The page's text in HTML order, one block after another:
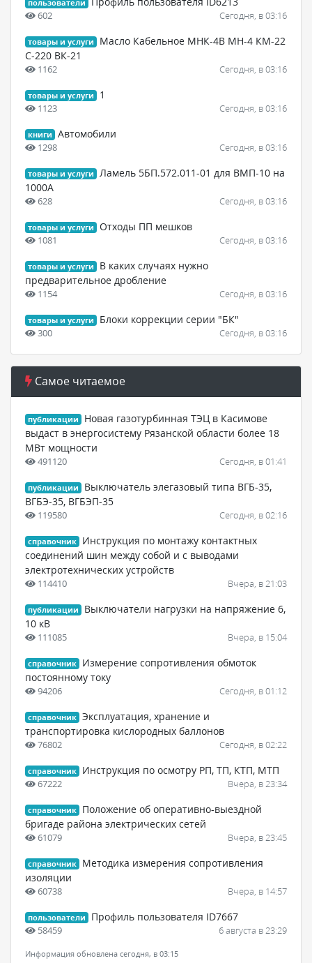
пользователи
602 Сегодня, в 03:16
товары и услуги
Масло Кабельное МНК-4В МН-4 КМ-22
С-220 ВК-21
1162 Сегодня, в 03:16
товары и услуги 1
1123 Сегодня, в 03:16
книги Автомобили
1298 Сегодня, в 03:16
товары и услуги
Ламель 5БП.572.011-01 для ВМП-10 на
1000А
628 Сегодня, в 03:16
товары и услуги Отходы ПП мешков
1081 Сегодня, в 03:16
товары и услуги
В каких случаях нужно
предварительное дробление
1154 Сегодня, в 03:16
товары и услуги Блоки коррекции серии "БК"
300 Сегодня, в 03:16
Самое читаемое
публикации
Новая газотурбинная ТЭЦ в Касимове
выдаст в энергосистему Рязанской области более 18
МВт мощности
491120 Сегодня, в 01:41
публикации
Выключатель элегазовый типа ВГБ-35,
ВГБЭ-35, ВГБЭП-35
119580 Сегодня, в 02:16
справочник
Инструкция по монтажу контактных
соединений шин между собой и с выводами
электротехнических устройств
114410 Вчера, в 21:03
публикации
Выключатели нагрузки на напряжение 6,
10 кВ
111085 Вчера, в 15:04
справочник
Измерение сопротивления обмоток
постоянному току
94206 Сегодня, в 01:12
справочник Эксплуатация, хранение и
транспортировка кислородных баллонов
76802 Сегодня, в 02:22
справочник Инструкция по осмотру РП, ТП, КТП, МТП
67222 Вчера, в 23:34
справочник
Положение об оперативно-выездной
бригаде района электрических сетей
61079 Вчера, в 23:45
справочник
Методика измерения сопротивления
изоляции
60738 Вчера, в 14:57
пользователи Профиль пользователя ID7667
58459 6 августа в 23:29
Информация обновлена сегодня, в 03:15